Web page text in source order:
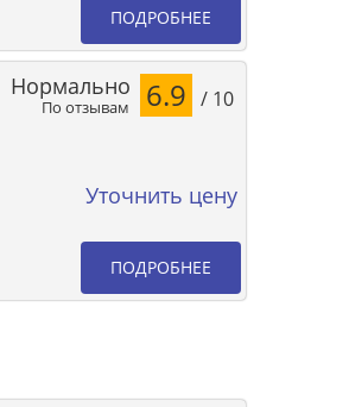
ПОДРОБНЕЕ
По отзывам
Нормально 6.9 / 10
Уточнить цену
ПОДРОБНЕЕ